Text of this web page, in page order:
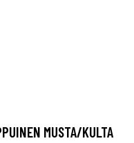
MUSTA/KULTA